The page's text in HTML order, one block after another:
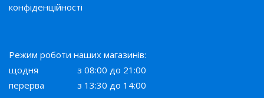
конфіденційності
Режим роботи наших магазинів:
щодня
з 08:00 до 21:00
перерва
з 13:30 до 14:00